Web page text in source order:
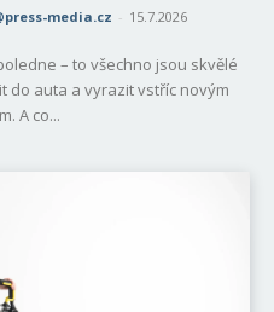
media.cz - 15.7.2026
– to všechno jsou skvělé
do auta a vyrazit vstříc novým
A co...